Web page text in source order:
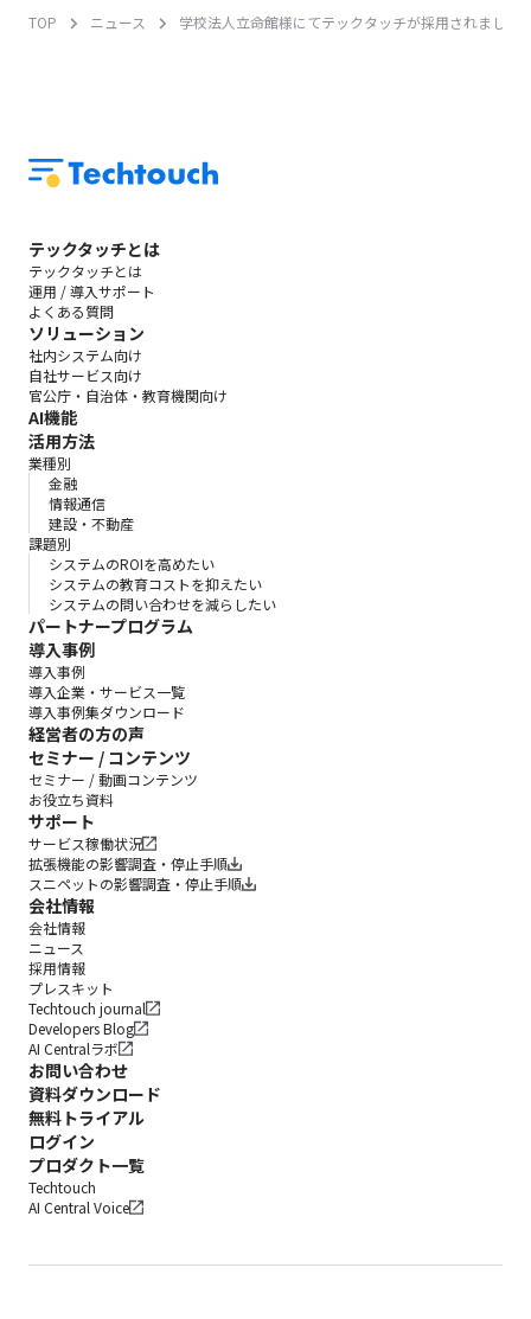
TOP ニュース 学校法人立命館様にてテックタッチが採用されました
テックタッチとは
テックタッチとは
運用 / 導入サポート
よくある質問
ソリューション
社内システム向け
自社サービス向け
官公庁・自治体・教育機関向け
AI機能
活用方法
業種別
金融
情報通信
建設・不動産
課題別
システムのROIを高めたい
システムの教育コストを抑えたい
システムの問い合わせを減らしたい
パートナープログラム
導入事例
導入事例
導入企業・サービス一覧
導入事例集ダウンロード
経営者の方の声
セミナー / コンテンツ
セミナー / 動画コンテンツ
お役立ち資料
サポート
サービス稼働状況
拡張機能の影響調査・停止手順
スニペットの影響調査・停止手順
会社情報
会社情報
ニュース
採用情報
プレスキット
Techtouch journal
Developers Blog
AI Centralラボ
お問い合わせ
資料ダウンロード
無料トライアル
ログイン
プロダクト一覧
Techtouch
AI Central Voice